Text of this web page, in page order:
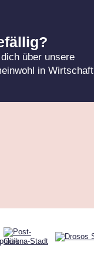
über unsere
in Wirtschaft